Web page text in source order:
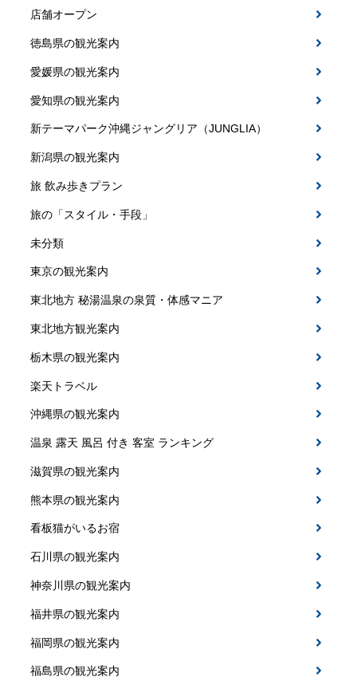
店舗オープン
徳島県の観光案内
愛媛県の観光案内
愛知県の観光案内
新テーマパーク沖縄ジャングリア（JUNGLIA）
新潟県の観光案内
旅 飲み歩きプラン
旅の「スタイル・手段」
未分類
東京の観光案内
東北地方 秘湯温泉の泉質・体感マニア
東北地方観光案内
栃木県の観光案内
楽天トラベル
沖縄県の観光案内
温泉 露天 風呂 付き 客室 ランキング
滋賀県の観光案内
熊本県の観光案内
看板猫がいるお宿
石川県の観光案内
神奈川県の観光案内
福井県の観光案内
福岡県の観光案内
福島県の観光案内